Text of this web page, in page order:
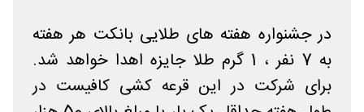
در جشنواره هفته های طلایی بانکت هر هفته
به 7 نفر ، 1 گرم طلا جایزه اهدا خواهد شد.
برای شرکت در این قرعه کشی کافیست در